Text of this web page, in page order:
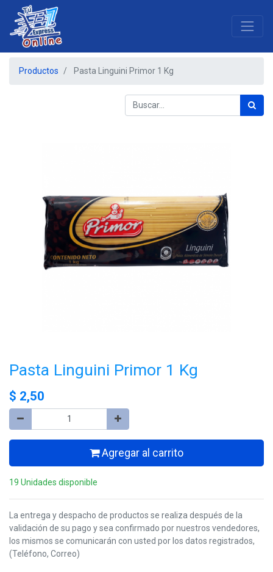
Productos Pasta Linguini Primor 1 Kg
Pasta Linguini Primor 1 Kg
$ 2,50
Agregar al carrito
19 Unidades disponible
La entrega y despacho de productos se realiza después de la
validación de su pago y sea confirmado por nuestros vendedores,
los mismos se comunicarán con usted por los datos registrados,
(Teléfono, Correo)